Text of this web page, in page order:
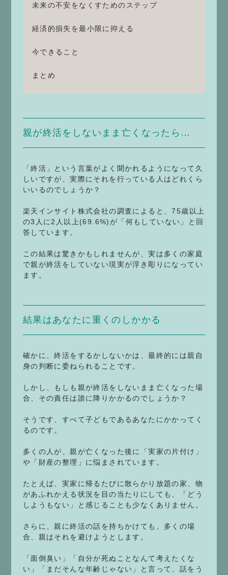
未来の不安をなくすためのステップ
経済的損失を最小限に抑える
今できること
まとめ
親が終活をしないまま亡くなったら…
「終活」という言葉がよく聞かれるようになって久
しいですが、実際にそれを行っている人はどれくら
いいるのでしょうか？
楽天インサイト株式会社の調査によると、75歳以上
の3人に2人以上(69.6%)が「何もしていない」と回
答しています。
この結果は驚きかもしれませんが、実は多くの家庭
で親が終活をしていない現実が浮き彫りになってい
ます。
結果はあなたに重くのしかかる
確かに、終活をするかしないかは、最終的には親自
身の判断に委ねられることです。
しかし、もしも親が終活をしないまま亡くなった場
合、その責任は誰に降りかかるのでしょうか？
そうです、すべて子どもであるあなたにかかってく
るのです。
多くの人が、親が亡くなった後に「実家の片付け」
や「財産の整理」に悩まされています。
たとえば、実家に帰るたびに散らかり放題の家、物
があふれかえる状況を目の当たりにしても、「どう
しようもない」と感じることも少なくありません。
さらに、親に終活の話を持ちかけても、多くの場
合、親はそれを避けようとします。
「面倒臭い」「自分が死ぬことなんて考えたくな
い」「まだそんな年齢じゃない」と言って、話をう